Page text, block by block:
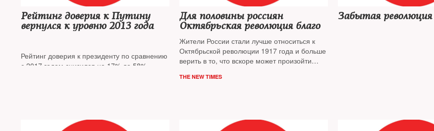
Рейтинг доверия к Путину
вернулся к уровню 2013 года
Рейтинг доверия к президенту по сравнению
с 2017 годом снизился на 17% до 58%,
Для половины россиян
Октябрьская революция благо
Жители России стали лучше относиться к
Октябрьской революции 1917 года и больше
верить в то, что вскоре может произойти
THE NEW TIMES
Забытая революция